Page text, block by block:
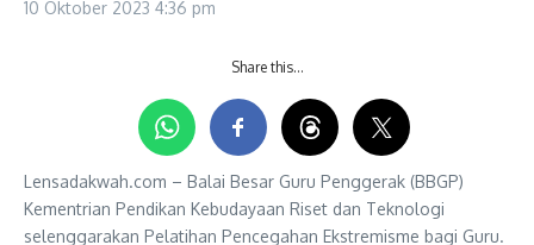
10 Oktober 2023 4:36 pm
Share this…
Lensadakwah.com – Balai Besar Guru Penggerak (BBGP)
Kementrian Pendikan Kebudayaan Riset dan Teknologi
selenggarakan Pelatihan Pencegahan Ekstremisme bagi Guru.